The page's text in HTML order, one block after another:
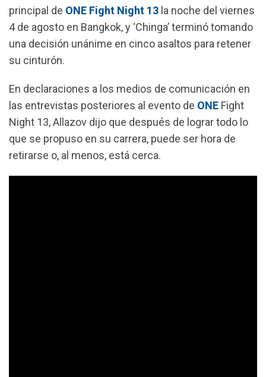
principal de ONE Fight Night 13 la noche del viernes
4 de agosto en Bangkok, y ‘Chinga’ terminó tomando
una decisión unánime en cinco asaltos para retener
su cinturón.
En declaraciones a los medios de comunicación en
las entrevistas posteriores al evento de ONE Fight
Night 13, Allazov dijo que después de lograr todo lo
que se propuso en su carrera, puede ser hora de
retirarse o, al menos, está cerca.